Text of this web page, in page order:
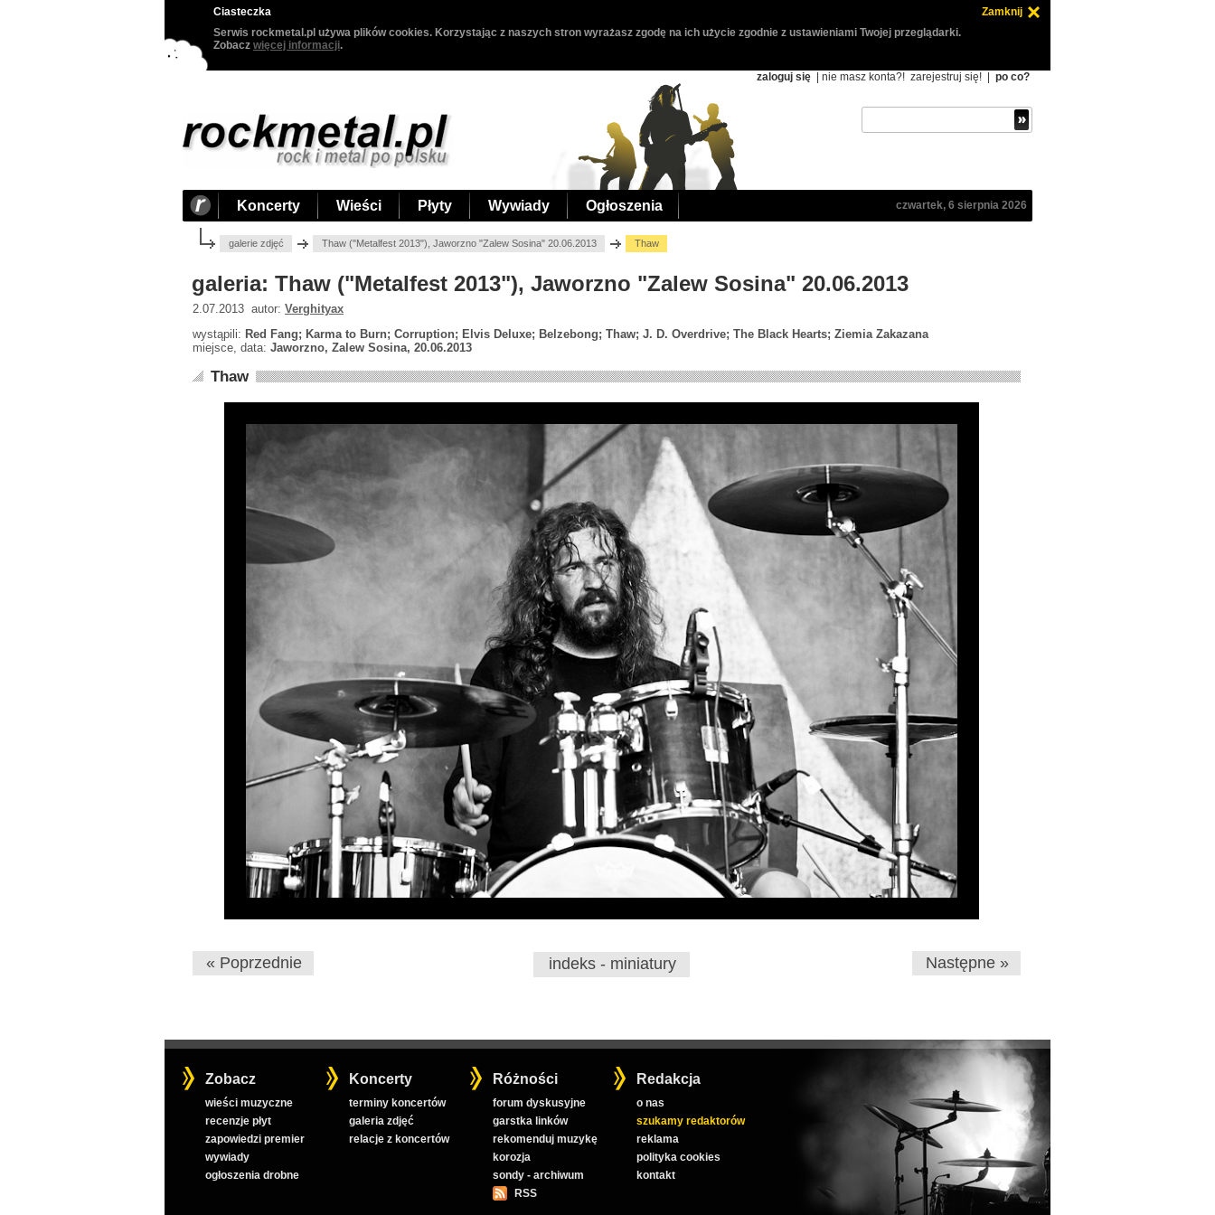
Ciasteczka
Zamknij
Serwis rockmetal.pl używa plików cookies. Korzystając z naszych stron wyrażasz zgodę na ich użycie zgodnie z ustawieniami Twojej przeglądarki.
Zobacz więcej informacji.
zaloguj się | nie masz konta?! zarejestruj się! po co?
Koncerty Wieści Płyty Wywiady Ogłoszenia czwartek, 6 sierpnia 2026
galerie zdjęć Thaw ("Metalfest 2013"), Jaworzno "Zalew Sosina" 20.06.2013 Thaw
galeria: Thaw ("Metalfest 2013"), Jaworzno "Zalew Sosina" 20.06.2013
2.07.2013 autor: Verghityax
wystąpili: Red Fang; Karma to Burn; Corruption; Elvis Deluxe; Belzebong; Thaw; J. D. Overdrive; The Black Hearts; Ziemia Zakazana
miejsce, data: Jaworzno, Zalew Sosina, 20.06.2013
Thaw
« Poprzednie indeks - miniatury Następne »
Zobacz
wieści muzyczne
recenzje płyt
zapowiedzi premier
wywiady
ogłoszenia drobne
Koncerty
terminy koncertów
galeria zdjęć
relacje z koncertów
Różności
forum dyskusyjne
garstka linków
rekomenduj muzykę
korozja
sondy - archiwum
RSS
Redakcja
o nas
szukamy redaktorów
reklama
polityka cookies
kontakt